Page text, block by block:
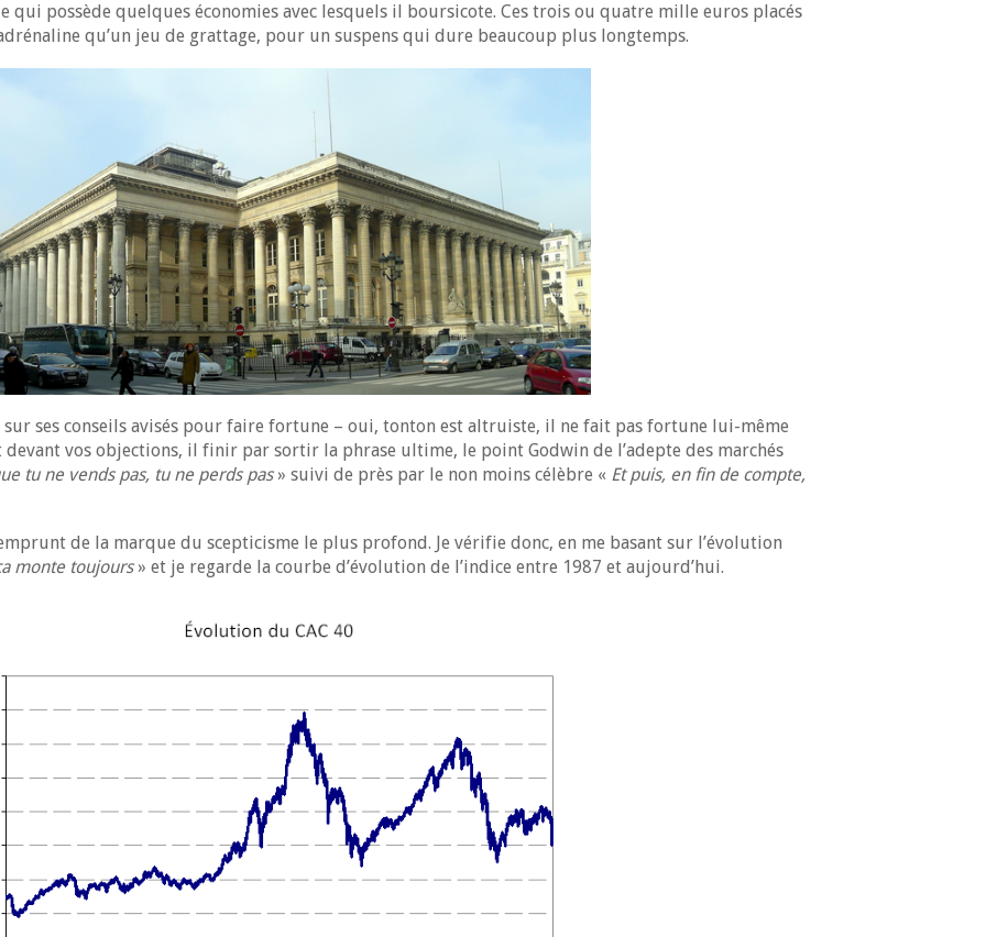
qui possède quelques économies avec lesquels il boursicote. Ces trois ou quatre mille euros placés
qu’un jeu de grattage, pour un suspens qui dure beaucoup plus longtemps.
sur ses conseils avisés pour faire fortune – oui, tonton est altruiste, il ne fait pas fortune lui-même
devant vos objections, il finir par sortir la phrase ultime, le point Godwin de l’adepte des marchés
tu ne vends pas, tu ne perds pas» suivi de près par le non moins célèbre « Et puis, en fin de compte,
de la marque du scepticisme le plus profond. Je vérifie donc, en me basant sur l’évolution
monte toujours» et je regarde la courbe d’évolution de l’indice entre 1987 et aujourd’hui.